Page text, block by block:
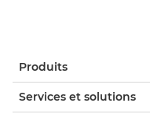
Produits
Services et solutions